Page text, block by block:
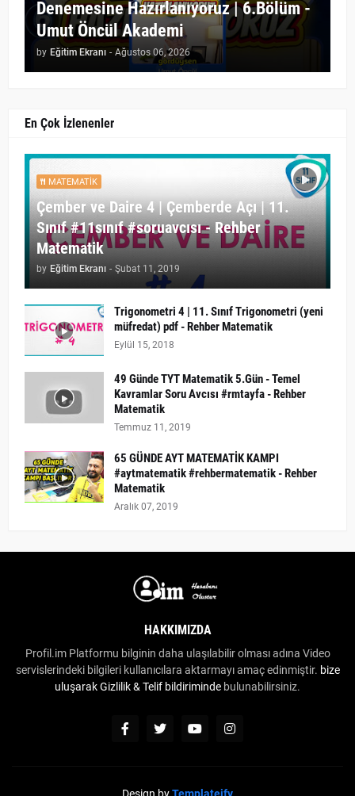
Denemesine Hazırlanıyoruz | 6.Bölüm -
Umut Öncül Akademi
by Eğitim Ekranı - Ağustos 06, 2026
En Çok İzlenenler
MATEMATIK
Çember ve Daire 4 | Çemberde Açı | 11.
Sınıf #11sınıf #soruavcısı - Rehber
Matematik
by Eğitim Ekranı - Şubat 11, 2019
Trigonometri 4 | 11. Sınıf Trigonometri (yeni
müfredat) pdf - Rehber Matematik
Eylül 15, 2018
49 Günde TYT Matematik 5.Gün - Temel
Kavramlar Soru Avcısı #rmtayfa - Rehber
Matematik
Temmuz 11, 2019
65 GÜNDE AYT MATEMATİK KAMPI
#aytmatematik #rehbermatematik - Rehber
Matematik
Aralık 07, 2019
HAKKIMIZDA
Profil.im Platformu bilginin daha ulaşılabilir olması adına Video
servislerindeki bilgileri kullanıcılara aktarmayı amaç edinmiştir. bize
uluşarakGizlilik & Telif bildiriminde bulunabilirsiniz.